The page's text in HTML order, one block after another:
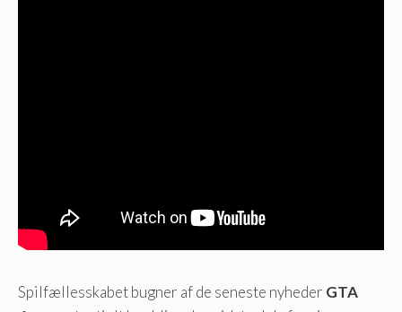
Spilfællesskabet bugner af de seneste nyheder GTA